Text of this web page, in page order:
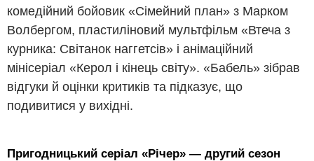
комедійний бойовик «Сімейний план» з Марком
Волбергом, пластиліновий мультфільм «Втеча з
курника: Світанок наггетсів» і анімаційний
мінісеріал «Керол і кінець світу». «Бабель» зібрав
відгуки й оцінки критиків та підказує, що
подивитися у вихідні.
Пригодницький серіал «Річер» — другий сезон